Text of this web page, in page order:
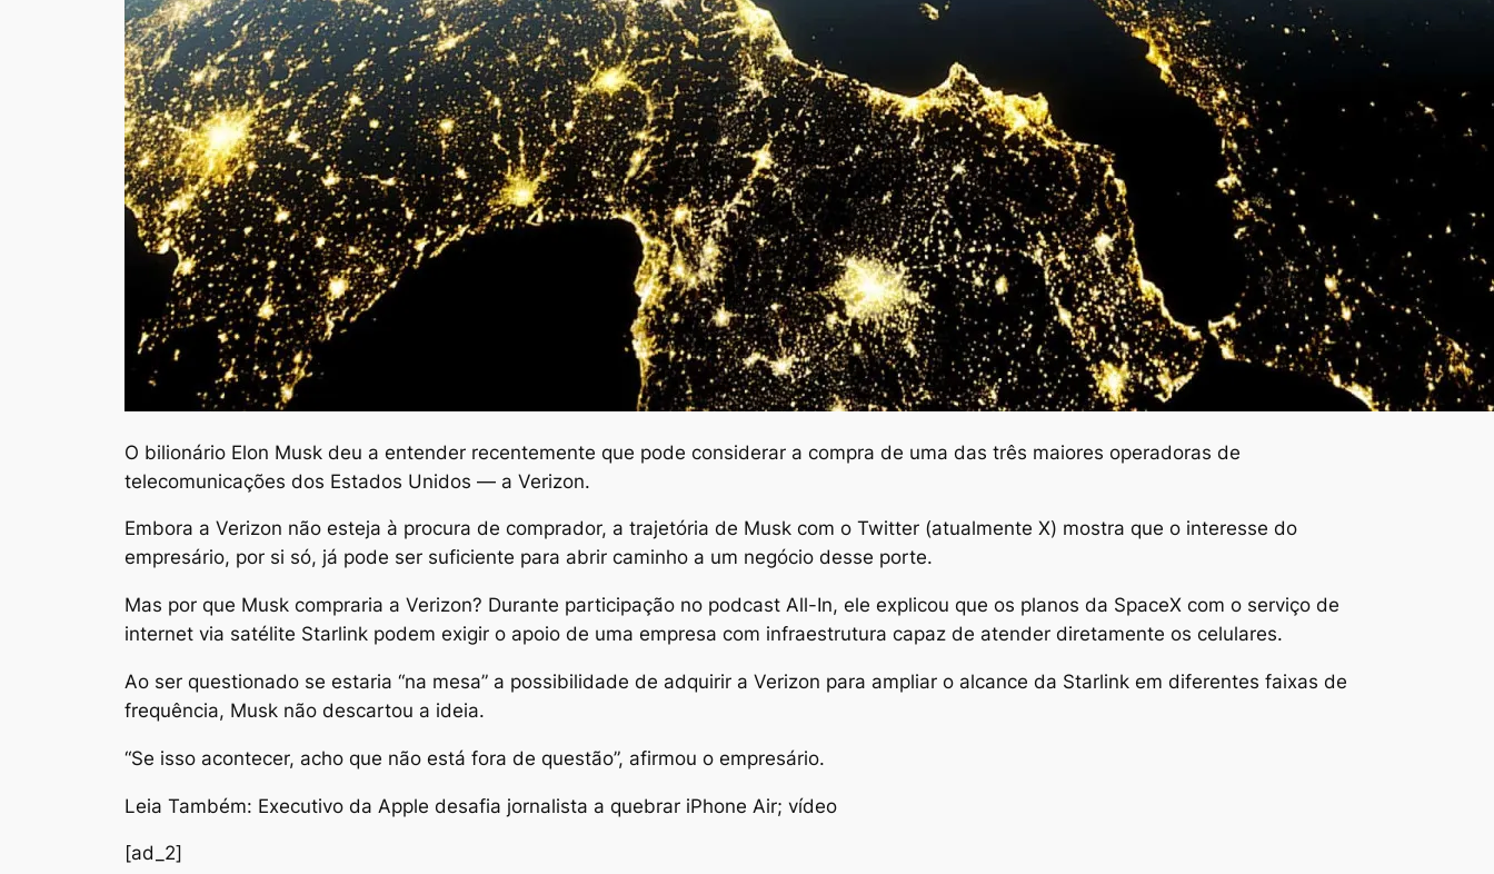
O bilionário Elon Musk deu a entender recentemente que pode considerar a compra de uma das três maiores operadoras de
telecomunicações dos Estados Unidos — a Verizon.
Embora a Verizon não esteja à procura de comprador, a trajetória de Musk com o Twitter (atualmente X) mostra que o interesse do
empresário, por si só, já pode ser suficiente para abrir caminho a um negócio desse porte.
Mas por que Musk compraria a Verizon? Durante participação no podcast All-In, ele explicou que os planos da SpaceX com o serviço de
internet via satélite Starlink podem exigir o apoio de uma empresa com infraestrutura capaz de atender diretamente os celulares.
Ao ser questionado se estaria “na mesa” a possibilidade de adquirir a Verizon para ampliar o alcance da Starlink em diferentes faixas de
frequência, Musk não descartou a ideia.
“Se isso acontecer, acho que não está fora de questão”, afirmou o empresário.
Leia Também: Executivo da Apple desafia jornalista a quebrar iPhone Air; vídeo
[ad_2]